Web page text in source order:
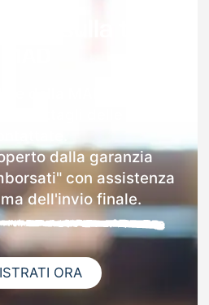
dalla garanzia
con assistenza
dell'invio finale.
ORA